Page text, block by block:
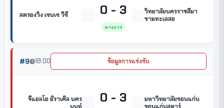
สตรองวิง เซนเซ วีซี 0 - 3
ทางการ
วิทยาลัยนครราชสีมา
ขามทะเลสอ
#9 18:00 ข้อมูลการแข่งขัน
จีแอลโอ มิราเคิล นคร
นนท์
0 - 3
มหาวิทยาลัยขอนแก่น
ขอนแก่นสตาร์